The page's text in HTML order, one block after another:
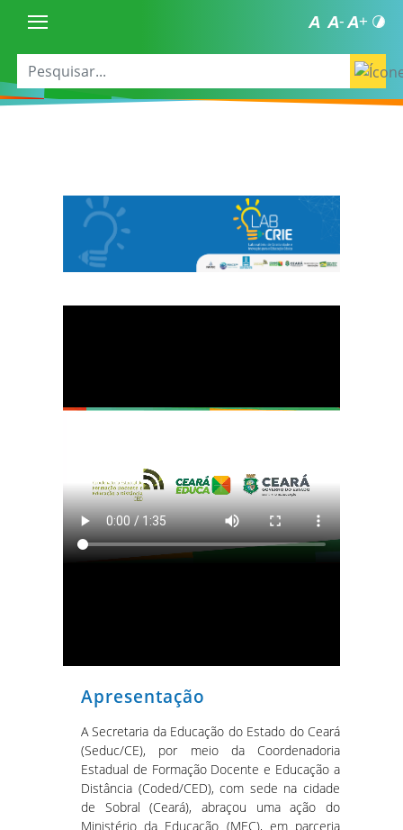
Apresentação
A Secretaria da Educação do Estado do Ceará
(Seduc/CE), por meio da Coordenadoria
Estadual de Formação Docente e Educação a
Distância (Coded/CED), com sede na cidade
de Sobral (Ceará), abraçou uma ação do
Ministério da Educação (MEC), em parceria